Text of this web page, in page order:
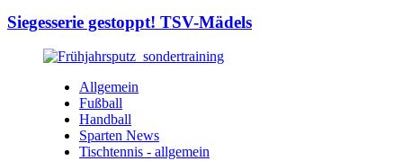
Siegesserie gestoppt! TSV-Mädels
Allgemein
Fußball
Handball
Sparten News
Tischtennis - allgemein